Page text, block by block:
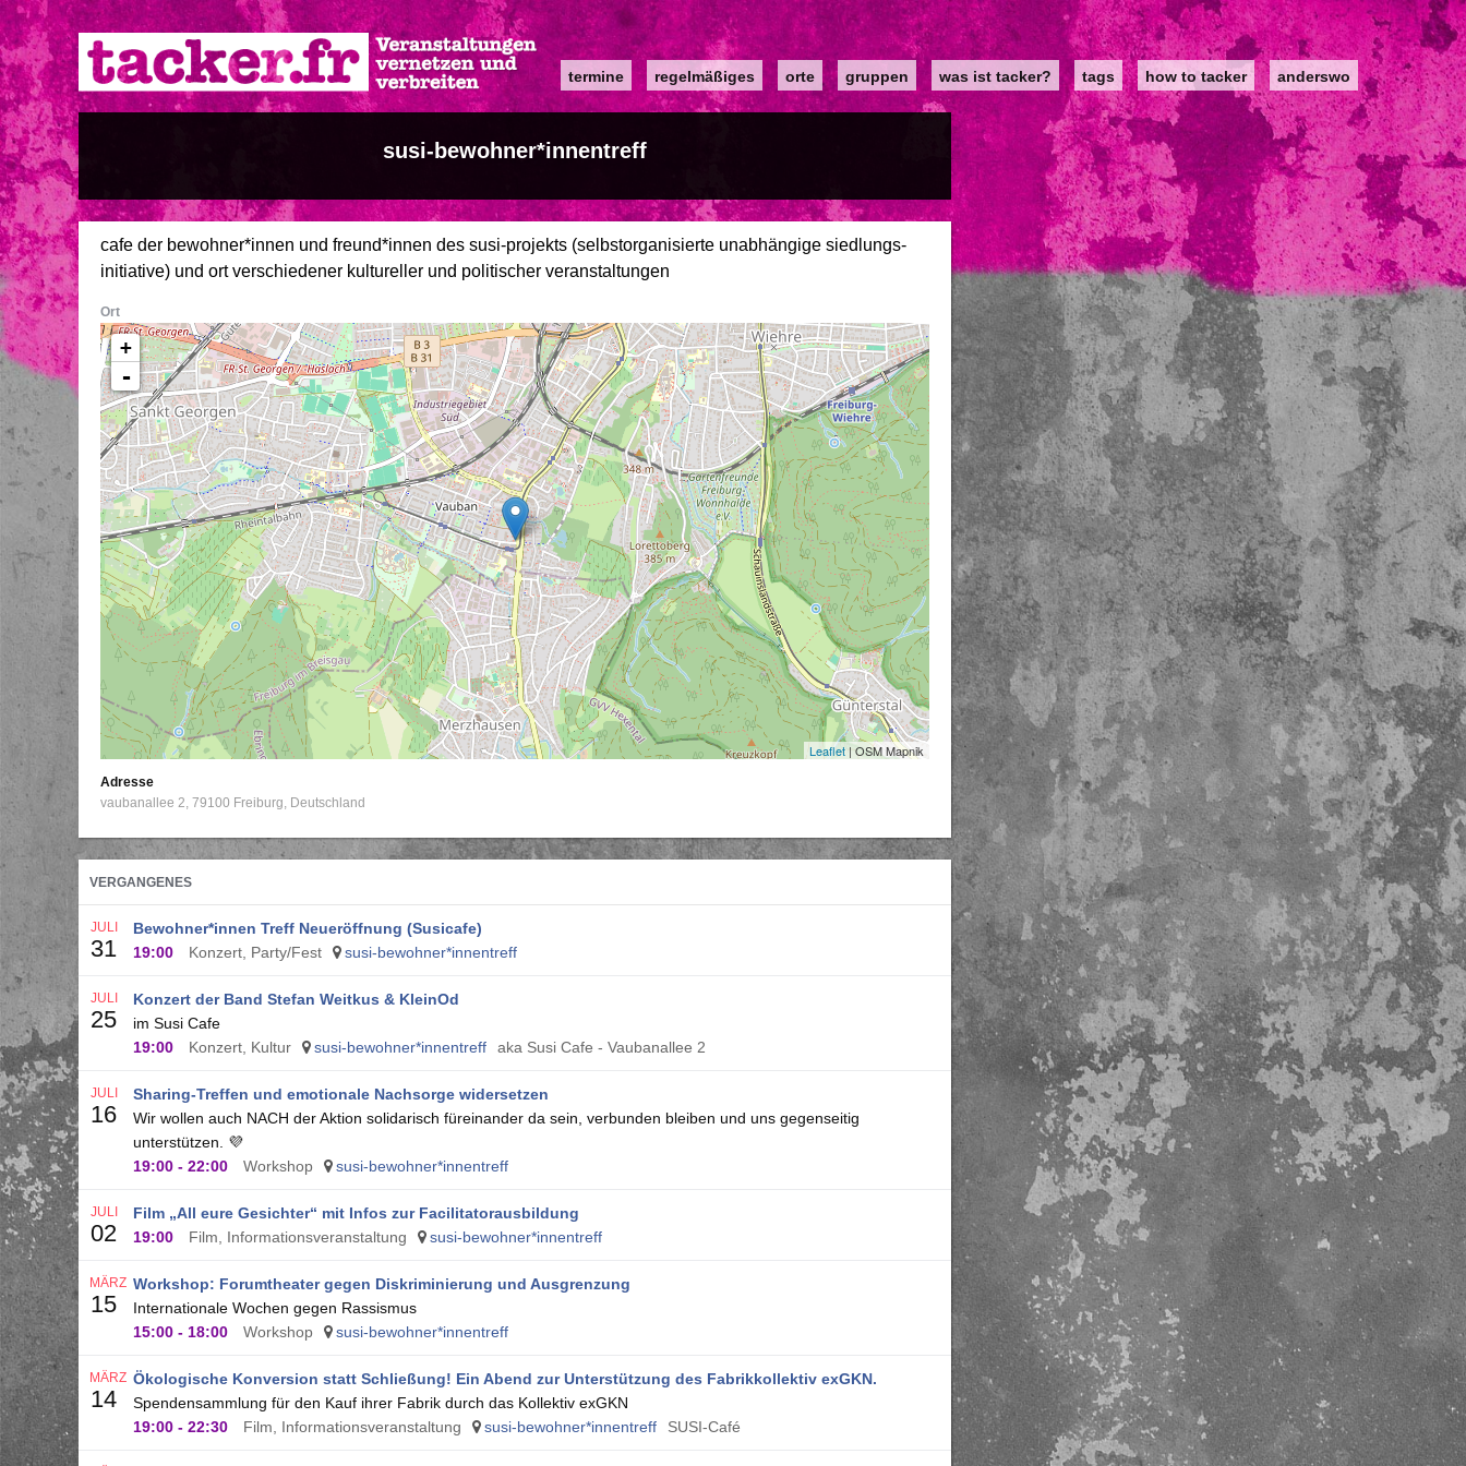
Direkt
zum
Inhalt
Main
navigation
termine regelmäßiges orte gruppen was ist tacker? tags how to tacker anderswo
susi-bewohner*innentreff
cafe der bewohner*innen und freund*innen des susi-projekts (selbstorganisierte unabhängige siedlungs-
initiative) und ort verschiedener kultureller und politischer veranstaltungen
Ort
+
-
Leaflet| OSM Mapnik
Adresse
vaubanallee 2 79100 Freiburg Deutschland
VERGANGENES
Bewohner*innen Treff Neueröffnung (Susicafe)
19:00
Konzert, Party/Fest susi-bewohner*innentreff
JULI
31
Konzert der Band Stefan Weitkus & KleinOd
im Susi Cafe
19:00
Konzert, Kultur susi-bewohner*innentreff aka Susi Cafe - Vaubanallee 2
JULI
25
Sharing-Treffen und emotionale Nachsorge widersetzen
Wir wollen auch NACH der Aktion solidarisch füreinander da sein, verbunden bleiben und uns gegenseitig
unterstützen. 💜
19:00 - 22:00 Workshop susi-bewohner*innentreff
JULI
16
Film „All eure Gesichter“ mit Infos zur Facilitatorausbildung
19:00
Film, Informationsveranstaltung susi-bewohner*innentreff
JULI
02
Workshop: Forumtheater gegen Diskriminierung und Ausgrenzung
Internationale Wochen gegen Rassismus
15:00 - 18:00 Workshop susi-bewohner*innentreff
MÄRZ
15
Ökologische Konversion statt Schließung! Ein Abend zur Unterstützung des Fabrikkollektiv exGKN.
Spendensammlung für den Kauf ihrer Fabrik durch das Kollektiv exGKN
19:00 - 22:30 Film, Informationsveranstaltung susi-bewohner*innentreff SUSI-Café
MÄRZ
14